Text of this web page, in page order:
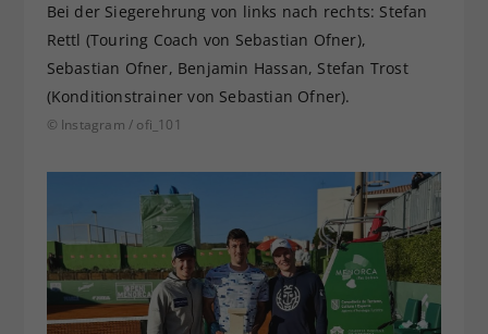
Bei der Siegerehrung von links nach rechts: Stefan
Rettl (Touring Coach von Sebastian Ofner),
Sebastian Ofner, Benjamin Hassan, Stefan Trost
(Konditionstrainer von Sebastian Ofner).
© Instagram / ofi_101